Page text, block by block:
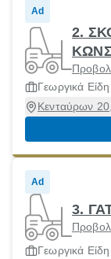
Ad
2.
Γεωργικά
Κενταύρων
Ad
3.
Γεωργικά